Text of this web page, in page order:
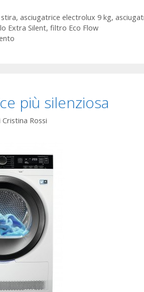
, asciugatrice electrolux 9 kg,
Extra Silent, filtro Eco Flow
più silenziosa
Cristina Rossi